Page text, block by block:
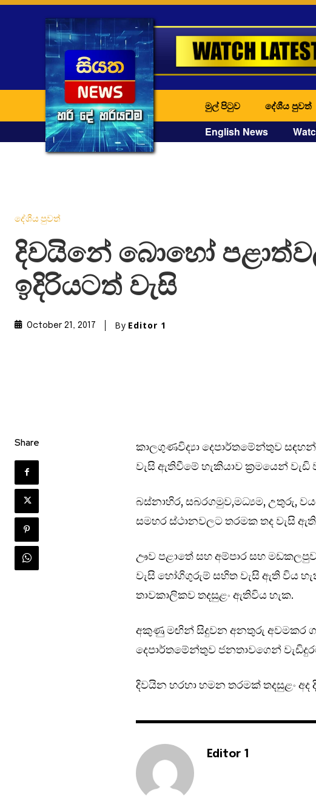
මුල් පිටුව දේශීය පුවත්
English News
දේශීය පුවත්
දිවයිනේ බොහෝ
ඉදිරියටත් වැසි
October 21, 2017 By Editor 1
Share
කාලගුණවිද්‍යා දෙපාර්තමේන්තුව
වැසි ඇතිවීමේ හැකියාව ක්‍රමයෙන්
බස්නාහිර, සබරගමුව,මධ්‍යම, උතුරු,
සමහර ස්ථානවලට තරමක තද වැසි
ඌව පළාතේ සහ අම්පාර සහ
වැසි හෝගිගුරුම් සහිත වැසි ඇති විය
තාවකාලිකව තදසුළං ඇතිවිය හැක.
අකුණු මඟින් සිදුවන අනතුරු අවමකර
දෙපාර්තමේන්තුව ජනතාවගෙන්
දිවයින හරහා හමන තරමක් තදසුළං අද
Editor 1